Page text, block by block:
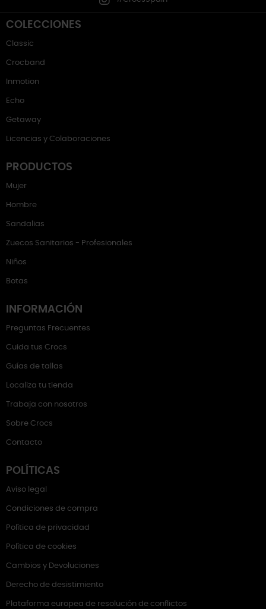
COLECCIONES
Classic
Crocband
Inmotion
Echo
Getaway
Licencias y Colaboraciones
PRODUCTOS
Mujer
Hombre
Sandalias
Zuecos Sanitarios - Profesionales
Niños
Botas
INFORMACIÓN
Preguntas Frecuentes
Cuida tus Crocs
Guías de tallas
Localiza tu tienda
Trabaja con nosotros
Sobre Crocs
Contacto
POLÍTICAS
Aviso legal
Condiciones de compra
Política de privacidad
Política de cookies
Cambios y Devoluciones
Derecho de desistimiento
Plataforma europea de resolución de conflictos